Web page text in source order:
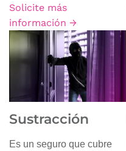
Solicite más
información →
Sustracción
Es un seguro que cubre